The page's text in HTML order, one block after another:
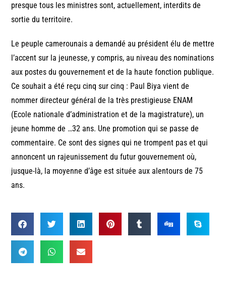
presque tous les ministres sont, actuellement, interdits de
sortie du territoire.
Le peuple camerounais a demandé au président élu de mettre
l’accent sur la jeunesse, y compris, au niveau des nominations
aux postes du gouvernement et de la haute fonction publique.
Ce souhait a été reçu cinq sur cinq : Paul Biya vient de
nommer directeur général de la très prestigieuse ENAM
(Ecole nationale d’administration et de la magistrature), un
jeune homme de …32 ans. Une promotion qui se passe de
commentaire. Ce sont des signes qui ne trompent pas et qui
annoncent un rajeunissement du futur gouvernement où,
jusque-là, la moyenne d’âge est située aux alentours de 75
ans.